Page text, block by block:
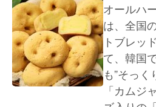
オールハ
は、全国
トブレッ
て、韓国
も”そっ
「カムジ